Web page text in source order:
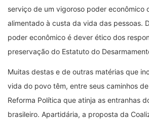
serviço de um vigoroso poder econômico
alimentado à custa da vida das pessoas.
poder econômico é dever ético dos
preservação do Estatuto do
Muitas destas e de outras matérias que
vida do povo têm, entre seus caminhos
Reforma Política que atinja as entranhas
brasileiro. Apartidária, a proposta da